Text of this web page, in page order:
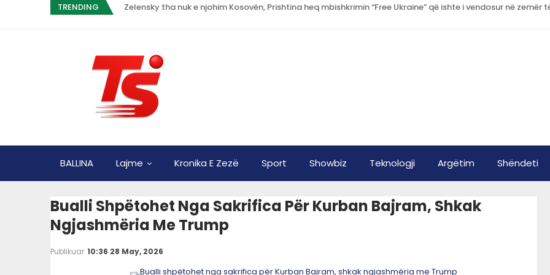
TRENDING
BALLINA Lajme Kronika E Zezë Sport Showbiz Teknologji Argëtim Shëndeti
Bualli Shpëtohet Nga Sakrifica Për Kurban Bajram, Shkak
Ngjashmëria Me Trump
Publikuar 10:36 28 May, 2026